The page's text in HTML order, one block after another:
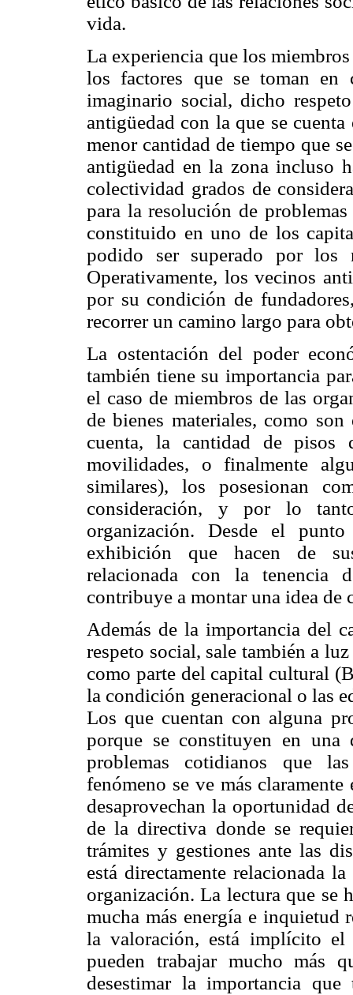
vida.
La experiencia que los
los factores que se toman en
imaginario social, dicho
antigüedad con la que se
menor cantidad de tiempo que
antigüedad en la zona incluso
colectividad grados de
para la resolución de
constituido en uno de los
podido ser superado por los
Operativamente, los vecinos
por su condición de
recorrer un camino largo para
La ostentación del poder
también tiene su importancia
el caso de miembros de las
de bienes materiales, como
cuenta, la cantidad de
movilidades, o finalmente
similares), los posesionan
consideración, y por lo
organización. Desde el
exhibición que hacen de
relacionada con la tenencia
contribuye a montar una idea de
Además de la importancia del
respeto social, sale también a
como parte del capital cultural
la condición generacional o las
Los que cuentan con alguna
porque se constituyen en una
problemas cotidianos que
fenómeno se ve más
desaprovechan la oportunidad
de la directiva donde se
trámites y gestiones ante las
está directamente relacionada
organización. La lectura que se
mucha más energía e inquietud
la valoración, está implícito el
pueden trabajar mucho más
desestimar la importancia